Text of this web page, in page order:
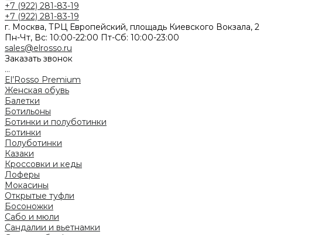
+7 (922) 281-83-19
+7 (922) 281-83-19
г. Москва, ТРЦ Европейский, площадь Киевского Вокзала, 2
Пн-Чт, Вс: 10:00-22:00 Пт-Сб: 10:00-23:00
sales@elrosso.ru
Заказать звонок
...
El’Rosso Premium
Женская обувь
Балетки
Ботильоны
Ботинки и полуботинки
Ботинки
Полуботинки
Казаки
Кроссовки и кеды
Лоферы
Мокасины
Открытые туфли
Босоножки
Сабо и мюли
Сандалии и вьетнамки